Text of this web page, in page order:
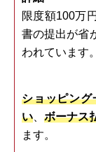
限度額100万
書の提出が省
われています。
ショッピング
い 、ボーナス
ます。